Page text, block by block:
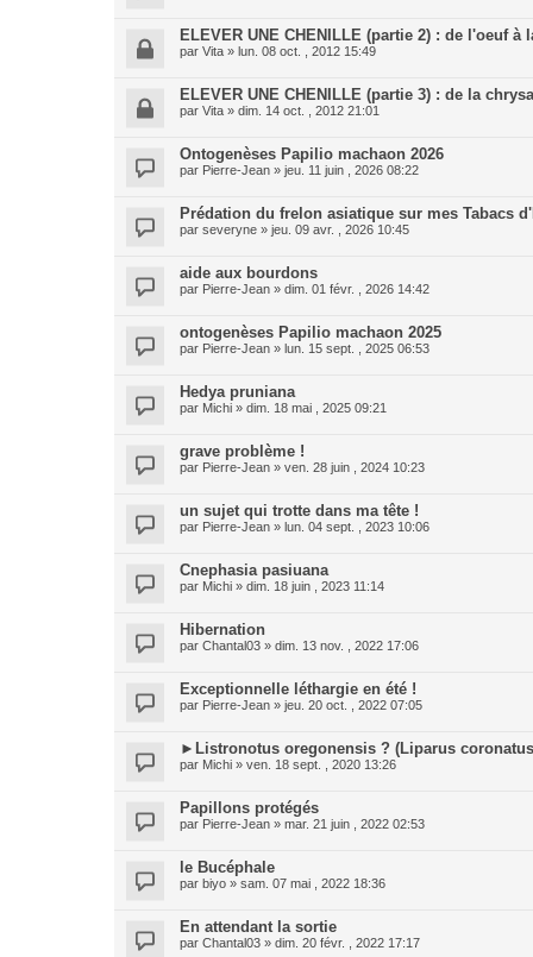
ELEVER UNE CHENILLE (partie 2) : de l'oeuf à
par Vita » lun. 08 oct. , 2012 15:49
ELEVER UNE CHENILLE (partie 3) : de la
par Vita » dim. 14 oct. , 2012 21:01
Ontogenèses Papilio machaon 2026
par Pierre-Jean » jeu. 11 juin , 2026 08:22
Prédation du frelon asiatique sur mes Tabacs
par severyne » jeu. 09 avr. , 2026 10:45
aide aux bourdons
par Pierre-Jean » dim. 01 févr. , 2026 14:42
ontogenèses Papilio machaon 2025
par Pierre-Jean » lun. 15 sept. , 2025 06:53
Hedya pruniana
par Michi » dim. 18 mai , 2025 09:21
grave problème !
par Pierre-Jean » ven. 28 juin , 2024 10:23
un sujet qui trotte dans ma tête !
par Pierre-Jean » lun. 04 sept. , 2023 10:06
Cnephasia pasiuana
par Michi » dim. 18 juin , 2023 11:14
Hibernation
par Chantal03 » dim. 13 nov. , 2022 17:06
Exceptionnelle léthargie en été !
par Pierre-Jean » jeu. 20 oct. , 2022 07:05
►Listronotus oregonensis ? (Liparus
par Michi » ven. 18 sept. , 2020 13:26
Papillons protégés
par Pierre-Jean » mar. 21 juin , 2022 02:53
le Bucéphale
par biyo » sam. 07 mai , 2022 18:36
En attendant la sortie
par Chantal03 » dim. 20 févr. , 2022 17:17